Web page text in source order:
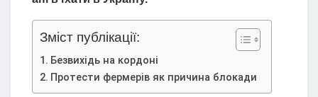
Зміст публікації:
Безвихідь на кордоні
Протести фермерів як причина блокади